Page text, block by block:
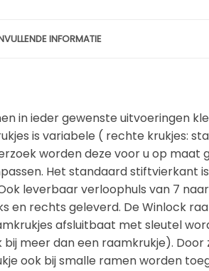
INFORMATIE
in ieder gewenste uitvoeringen
is variabele ( rechte krukjes:
worden deze voor u op maat
Het standaard stiftvierkant
leverbaar verloophuls van 7
en rechts geleverd. De Winlock
afsluitbaat met sleutel
meer dan een raamkrukje). Door
ook bij smalle ramen worden